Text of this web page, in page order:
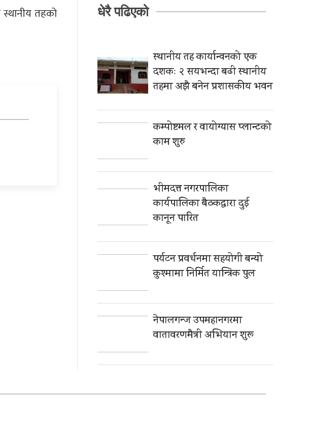
तहको
धेरै पढिएको
स्थानीय तह कार्यान्वनको एक
दशकः २ सयभन्दा बढी स्थानीय
तहमा अझै बनेन प्रशासकीय भवन
कम्पोष्टमल र वायोग्यास प्लान्टको
काम शुरु
भीमदत्त नगरपालिका
कार्यपालिका बैठकद्वारा दुई
कानून पारित
पर्यटन प्रवर्धनमा सहयोगी बन्यो
कुश्मामा निर्मित यान्त्रिक पुल
नेपालगन्ज उपमहानगरमा
वातावरणमैत्री अभियान शुरू